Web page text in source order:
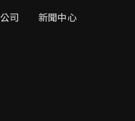
公司 新聞中心